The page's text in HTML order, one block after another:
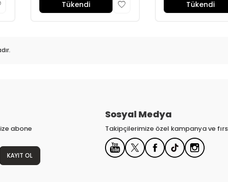
Tükendi Tükendi
abone
KAYIT OL
Sosyal Medya
Takipçilerimize özel kampanya ve